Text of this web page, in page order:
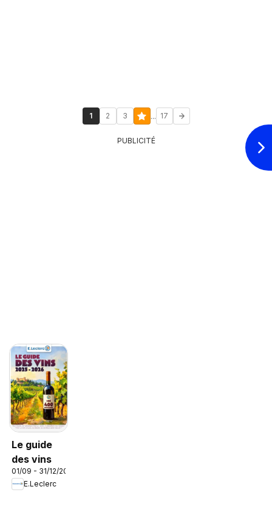
1 2 3 ... 17
PUBLICITÉ
Le guide
des vins
01/09 - 31/12/2026
E.Leclerc